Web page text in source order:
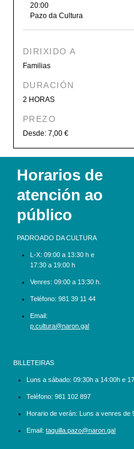
20:00
Pazo da Cultura
DIRIXIDO A
Familias
DURACIÓN
2 HORAS
PREZO
Desde: 7,00 €
Horarios de
atención ao
público
PADROADO DA CULTURA
L-X: 09:00 a 13:30 h e
17:30 a 19:00 h
Venres: 09:00 a 13:30 h.
Teléfono: 981 39 11 44
Email:
p.cultura@naron.gal
BILLETEIRAS
Luns a sábado: 09:30h a 14:00h e
Teléfono: 981 102 897
Horario de verán: Luns a venres de
Email: taquilla.pazo@naron.gal